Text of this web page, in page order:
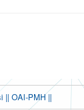
||OAI-PMH ||